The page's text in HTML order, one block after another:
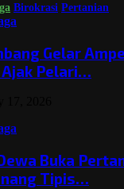
Birokrasi Pertanian
Gelar
Ajak Pelari…
Buka
Tipis…